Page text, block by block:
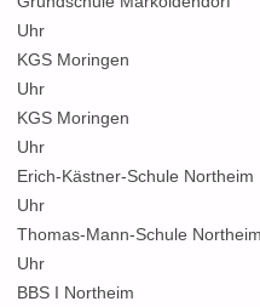
Uhr
KGS
Uhr
KGS Moringen
Uhr
Erich-Kästner-Schule
Uhr
Thomas-Mann-Schule
Uhr
BBS I